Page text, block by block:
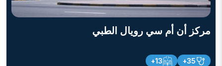
مركز أن أم سي رويال الطبي
35+
13+